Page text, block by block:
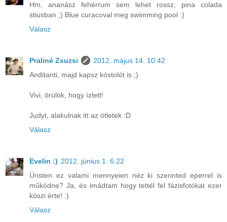
Hm, ananász fehérrum sem lehet rossz, pina colada
stiusban ;) Blue curacoval meg swimming pool :)
Válasz
Praliné Zsuzsi
2012. május 14. 10:42
Anditanti, majd kapsz kóstolót is ;)
Vivi, örülök, hogy ízlett!
Judyt, alakulnak itt az ötletek :D
Válasz
Evelin :) 2012. június 1. 6:22
Úristen ez valami mennyeien néz ki szerinted eperrel is
működne? Ja, és imádtam hogy tettél fel fázisfotókat ezer
köszi érte! :)
Válasz